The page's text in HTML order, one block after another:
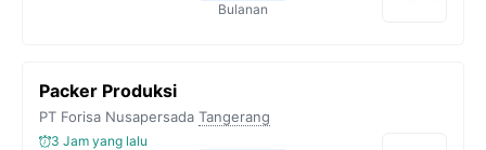
Bulanan
Packer Produksi
PT Forisa Nusapersada Tangerang
3 Jam yang lalu